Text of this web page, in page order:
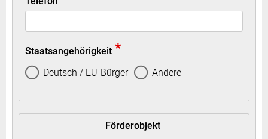
Staatsangehörigkeit *
Deutsch / EU-Bürger Andere
Förderobjekt